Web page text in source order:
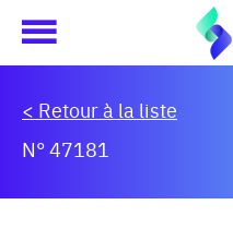
< Retour à la liste
N° 47181